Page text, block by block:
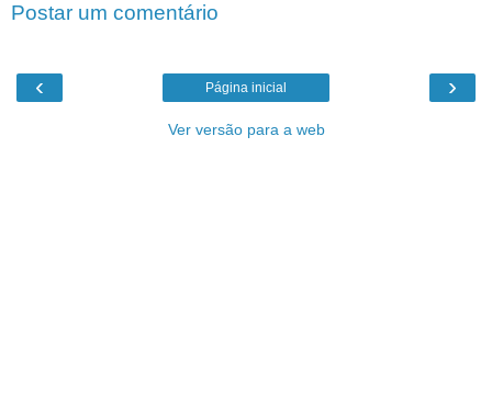
Postar um comentário
‹ ›
Página inicial
Ver versão para a web